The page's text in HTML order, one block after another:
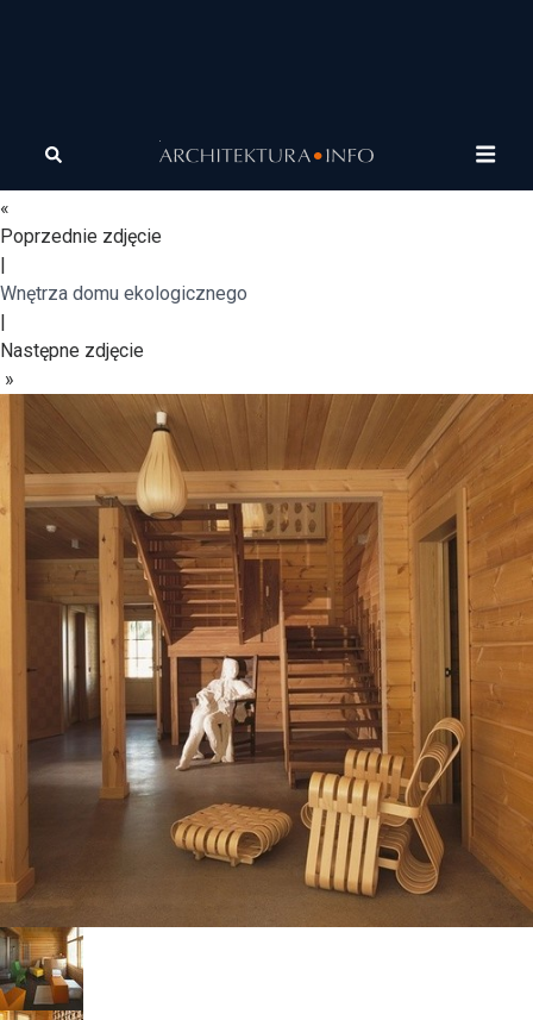
Sloboda Ecohouses
«
Poprzednie zdjęcie
|
Wnętrza domu ekologicznego
|
Następne zdjęcie
»